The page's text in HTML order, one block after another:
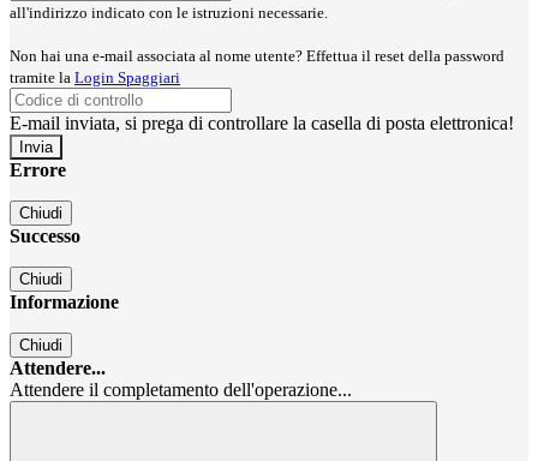
all'indirizzo indicato con le istruzioni necessarie.
Non hai una e-mail associata al nome utente? Effettua il reset della password
tramite la Login Spaggiari
E-mail inviata, si prega di controllare la casella di posta elettronica!
Errore
Chiudi
Successo
Chiudi
Informazione
Chiudi
Attendere...
Attendere il completamento dell'operazione...